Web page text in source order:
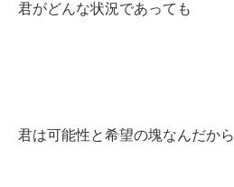
君がどんな状況であっても
君は可能性と希望の塊なんだから